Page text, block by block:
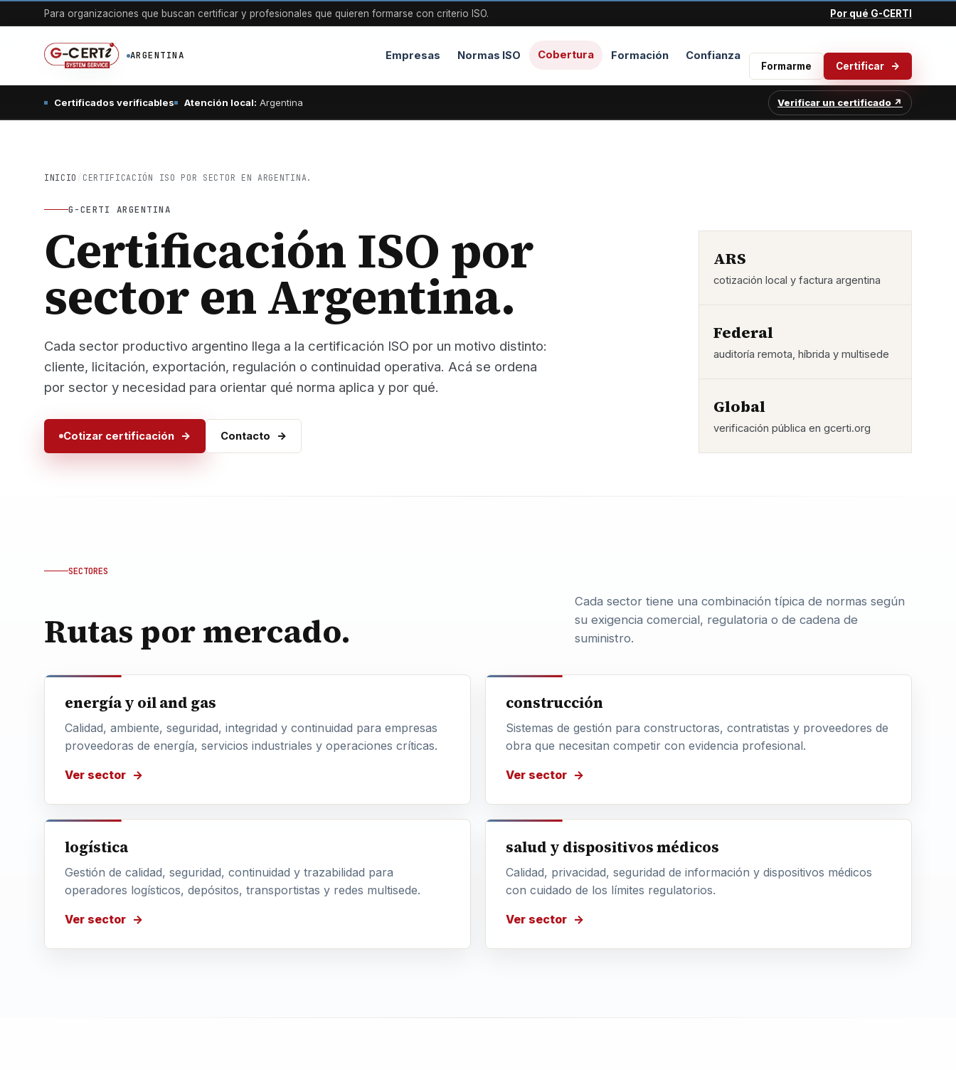
Para organizaciones que buscan certificar y profesionales que quieren formarse con criterio ISO. Por qué G-CERTI
ARGENTINA Empresas Normas ISO Cobertura Formación Confianza
Formarme Certificar
Certificados verificables Atención local: Argentina Verificar un certificado ↗
INICIO / CERTIFICACIÓN ISO POR SECTOR EN ARGENTINA.
G-CERTI ARGENTINA
Certificación ISO por
sector en Argentina.
Cada sector productivo argentino llega a la certificación ISO por un motivo distinto:
cliente, licitación, exportación, regulación o continuidad operativa. Acá se ordena
por sector y necesidad para orientar qué norma aplica y por qué.
Cotizar certificación Contacto
ARS
cotización local y factura argentina
Federal
auditoría remota, híbrida y multisede
Global
verificación pública en gcerti.org
SECTORES
Rutas por mercado.
Cada sector tiene una combinación típica de normas según
su exigencia comercial, regulatoria o de cadena de
suministro.
energía y oil and gas
Calidad, ambiente, seguridad, integridad y continuidad para empresas
proveedoras de energía, servicios industriales y operaciones críticas.
Ver sector
construcción
Sistemas de gestión para constructoras, contratistas y proveedores de
obra que necesitan competir con evidencia profesional.
Ver sector
logística
Gestión de calidad, seguridad, continuidad y trazabilidad para
operadores logísticos, depósitos, transportistas y redes multisede.
Ver sector
salud y dispositivos médicos
Calidad, privacidad, seguridad de información y dispositivos médicos
con cuidado de los límites regulatorios.
Ver sector